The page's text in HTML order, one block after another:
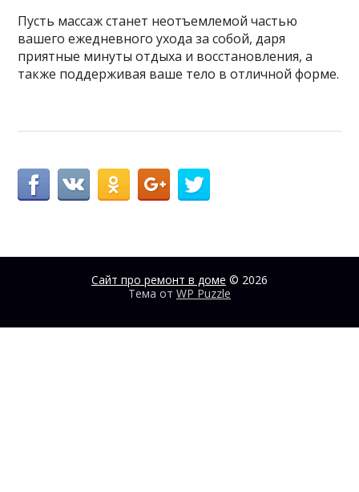
Пусть массаж станет неотъемлемой частью
вашего ежедневного ухода за собой, даря
приятные минуты отдыха и восстановления, а
также поддерживая ваше тело в отличной форме.
Сайт про ремонт в доме © 2026
Тема от WP Puzzle